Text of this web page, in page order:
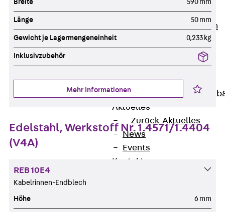
Unternehmen
Unternehmen
Werte & Philosophie
Service & Qualität
Unsere Geschichte
Mitgliedschaften &
Aktuelles
Zurück Aktuelles
News
Events
Kontakt
Technische Beratung
Breite 590 mm
Länge 50 mm
Gewicht je Lagermengeneinheit 0,233 kg
Inklusivzubehör
Mehr Informationen
Edelstahl, Werkstoff Nr. 1.4571/1.4404
(V4A)
REB 10E4
Kabelrinnen-Endblech
Höhe 6 mm